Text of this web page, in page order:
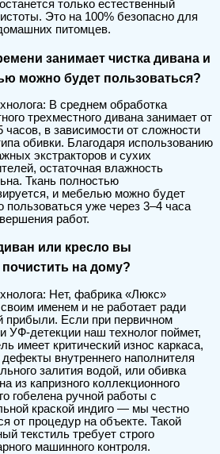
только естественный
Это на 100% безопасно для
питомцев.
занимает чистка дивана и
можно будет пользоваться?
В среднем обработка
трехместного дивана занимает от
часов, в зависимости от сложности
обивки. Благодаря использованию
экстракторов и сухих
остаточная влажность
Ткань полностью
и мебелью можно будет
пользоваться уже через 3–4 часа
работ.
или кресло вы
почистить на дому?
Нет, фабрика «Люкс»
именем и не работает ради
прибыли. Если при первичном
УФ-детекции наш технолог поймет,
имеет критический износ каркаса,
внутреннего наполнителя
залития водой, или обивка
из капризного коллекционного
гобелена ручной работы с
краской индиго — мы честно
от процедур на объекте. Такой
текстиль требует строго
машинного контроля.